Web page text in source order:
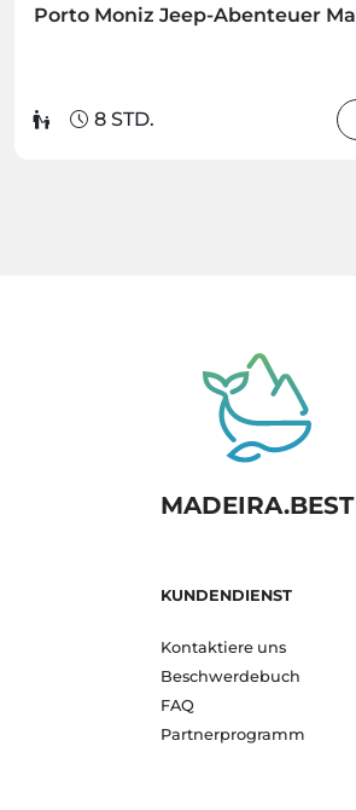
Porto Moniz Jeep-Abenteuer
8 STD.
MADEIRA.BEST
KUNDENDIENST
Kontaktiere uns
Beschwerdebuch
FAQ
Partnerprogramm